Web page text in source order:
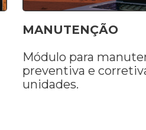
MANUTENÇÃO
Módulo para
preventiva e
unidades.